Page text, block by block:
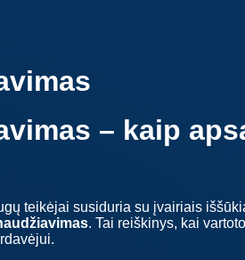
– kaip
teikėjai susiduria su įvairiais
. Tai reiškinys, kai